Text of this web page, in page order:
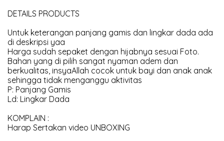
DETAILS PRODUCTS
Untuk keterangan panjang gamis dan lingkar dada ada
di deskripsi yaa
Harga sudah sepaket dengan hijabnya sesuai Foto.
Bahan yang di pilih sangat nyaman adem dan
berkualitas, insyaAllah cocok untuk bayi dan anak anak
sehingga tidak menganggu aktivitas
P: Panjang Gamis
Ld: Lingkar Dada
KOMPLAIN :
Harap Sertakan video UNBOXING